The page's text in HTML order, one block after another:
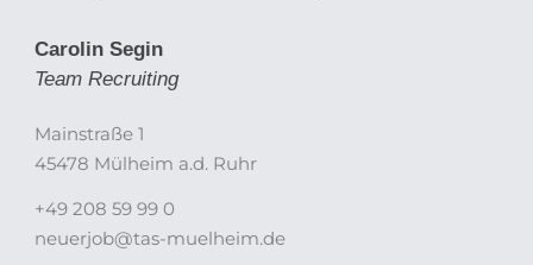
Carolin Segin
Team Recruiting
Mainstraße 1
45478 Mülheim a.d. Ruhr
+49 208 59 99 0
neuerjob@tas-muelheim.de